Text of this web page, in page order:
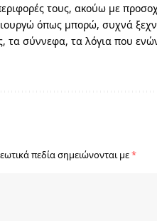
τους, ακούω με
όπως μπορώ, συχνά
τα σύννεφα, τα λόγια που
πεδία σημειώνονται με*